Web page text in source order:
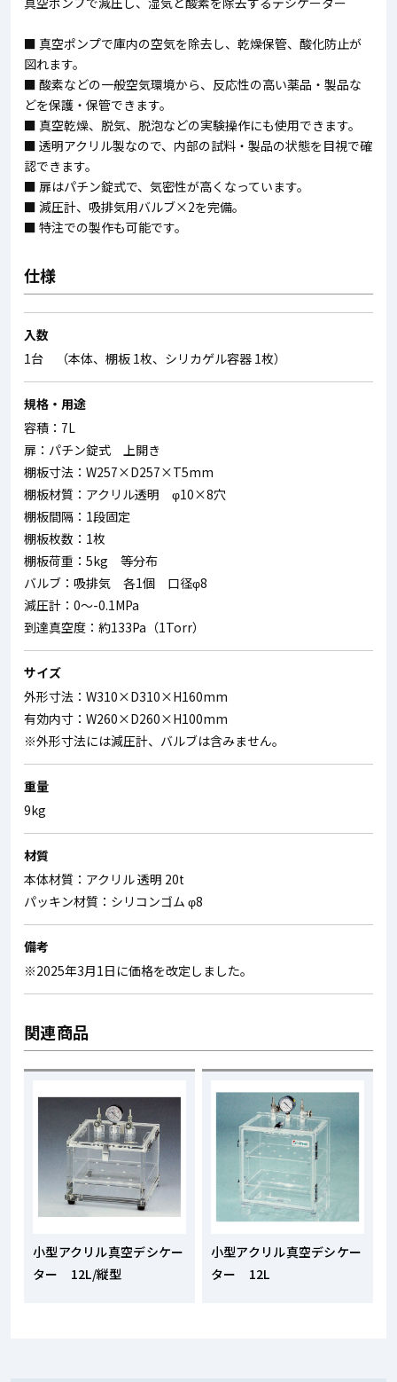
■ 真空ポンプで庫内の空気を除去し、乾燥保管、酸化防止が
図れます。
■ 酸素などの一般空気環境から、反応性の高い薬品・製品な
どを保護・保管できます。
■ 真空乾燥、脱気、脱泡などの実験操作にも使用できます。
■ 透明アクリル製なので、内部の試料・製品の状態を目視で確
認できます。
■ 扉はパチン錠式で、気密性が高くなっています。
■ 減圧計、吸排気用バルブ×2を完備。
■ 特注での製作も可能です。
仕様
入数
1台 （本体、棚板 1枚、シリカゲル容器 1枚）
規格・用途
容積：7L
扉：パチン錠式 上開き
棚板寸法：W257×D257×T5mm
棚板材質：アクリル透明 φ10×8穴
棚板間隔：1段固定
棚板枚数：1枚
棚板荷重：5kg 等分布
バルブ：吸排気 各1個 口径φ8
減圧計：0～-0.1MPa
到達真空度：約133Pa（1Torr）
サイズ
外形寸法：W310×D310×H160mm
有効内寸：W260×D260×H100mm
※外形寸法には減圧計、バルブは含みません。
重量
9kg
材質
本体材質：アクリル 透明 20t
パッキン材質：シリコンゴム φ8
備考
※2025年3月1日に価格を改定しました。
関連商品
小型アクリル真空デシケー
ター 12L/縦型
小型アクリル真空デシケー
ター 12L